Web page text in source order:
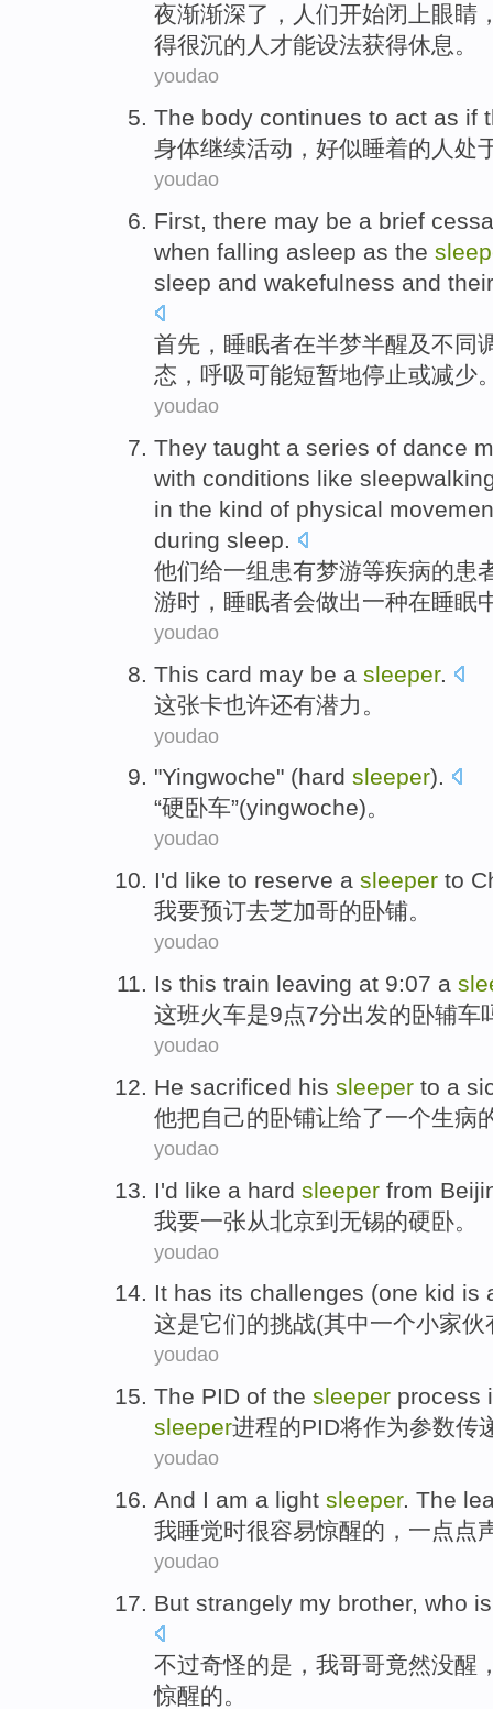
夜渐渐深了，人们开始闭上眼睛
得很沉的人才能设法获得休息。
youdao
The body continues to act as if
身体继续活动， 好似睡着的 人 处
youdao
First, there may be a brief
when falling asleep as the
sleep and wakefulness and
首先 ，睡眠者在半梦半醒及不同
态， 呼吸可能短暂地停止或减少
youdao
They taught a series of dance
with conditions like
in the kind of physical
during sleep.
他们给一组患有梦游等疾病的患
游时，睡眠者会做出一种在睡眠
youdao
This card may be a sleeper.
这张卡也许还有潜力。
youdao
"Yingwoche" (hard sleeper).
“硬卧车”(yingwoche)。
youdao
I'd like to reserve a sleeper to
我要预订去芝加哥的卧铺。
youdao
Is this train leaving at 9:07 a
这班火车是9点7分出发的卧辅车
youdao
He sacrificed his sleeper to a
他把自己的卧铺让给了一个生病
youdao
I'd like a hard sleeper from
我要一张从北京到 无锡的硬卧。
youdao
It has its challenges (one kid is
这是它们的挑战(其中一个小家伙
youdao
The PID of the sleeper process
sleeper进程的PID将作为参数传
youdao
And I am a light sleeper. The
我睡觉时很容易惊醒的，一点点
youdao
But strangely my brother, who is
不过奇怪的是 ， 我哥哥竟然没醒
惊醒的。